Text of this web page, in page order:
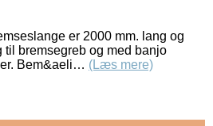
er 2000 mm. lang og
til bremsegreb og med banjo
Bem&aeli… (Læs mere)